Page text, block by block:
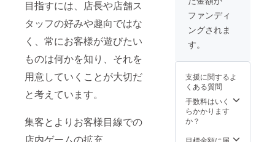
目指すには、店長や店舗ス
タッフの好みや趣向ではな
く、常にお客様が遊びたい
ものは何かを知り、それを
用意していくことが大切だ
と考えています。
集客とよりお客様目線での
店内ゲームの拡充。
ダミス
など、
ジャン
ルは不
当店に
あると
便利な
アナロ
グゲー
ム用の
お願い
いたし
ます。
ま
際は本
人確認
のた
め、会
員証の
作成を
来店時
に記述
いたし
ますの
載しな
いよう
お願い
いたし
ます。
ま
お値
段）で
ご提供
いたし
件はそ
のほか
の割引
サービ
スと併
用でき
をご利
用可能
で
どちら
用いた
だけま
す。
→
こちら
ポート
は、間
違いな
くVIPで
本品は
ドファ
ンディ
ングで
しか提
供いた
ん。
ファンディ
ングされま
す。
支援に関するよ
くある質問
手数料はいく
らかかります
か？
目標金額に届